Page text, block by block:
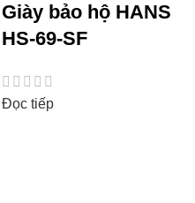
Giày bảo hộ HANS
HS-69-SF
Đọc tiếp